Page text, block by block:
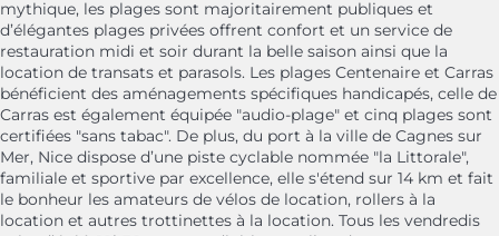
mythique, les plages sont majoritairement publiques et
d’élégantes plages privées offrent confort et un service de
restauration midi et soir durant la belle saison ainsi que la
location de transats et parasols. Les plages Centenaire et Carras
bénéficient des aménagements spécifiques handicapés, celle de
Carras est également équipée "audio-plage" et cinq plages sont
certifiées "sans tabac". De plus, du port à la ville de Cagnes sur
Mer, Nice dispose d’une piste cyclable nommée "la Littorale",
familiale et sportive par excellence, elle s'étend sur 14 km et fait
le bonheur les amateurs de vélos de location, rollers à la
location et autres trottinettes à la location. Tous les vendredis